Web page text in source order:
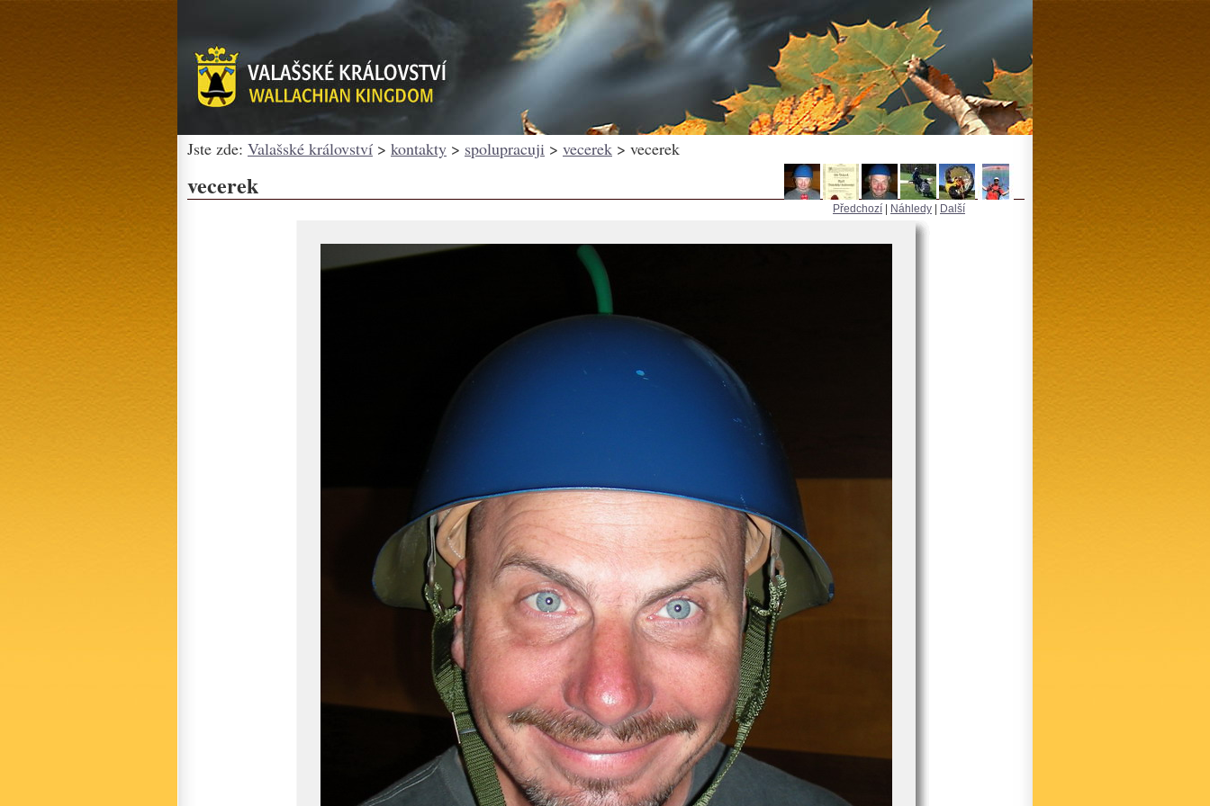
Jste zde: Valašské království > kontakty > spolupracuji > vecerek > vecerek
Předchozí Náhledy Další
vecerek